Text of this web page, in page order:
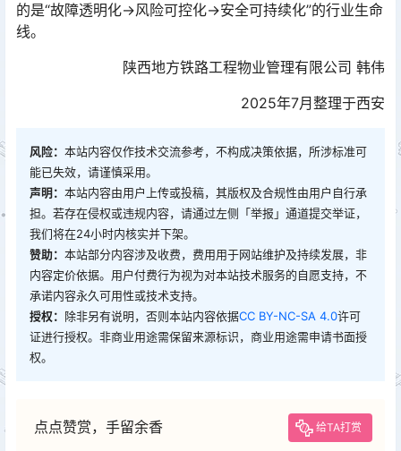
的是“故障透明化→风险可控化→安全可持续化”的行业生命
线。󠅅󠅃󠄵󠅂󠄪󠇖󠆨󠆨󠇕󠆞󠆒󠅬󠇘󠆭󠆘󠇙󠆝󠅵󠇗󠆭󠆁󠄐󠇗󠅹󠅸󠇖󠆍󠅳󠇖󠅹󠅰󠇖󠆌󠅹
陕西地方铁路工程物业管理有限公司 韩伟
2025年7月整理于西安
风险： 本站内容仅作技术交流参考，不构成决策依据，所涉标准可
能已失效，请谨慎采用。
声明： 本站内容由用户上传或投稿，其版权及合规性由用户自行承
担。若存在侵权或违规内容，请通过左侧「举报」通道提交举证，
我们将在24小时内核实并下架。
赞助： 本站部分内容涉及收费，费用用于网站维护及持续发展，非
内容定价依据。用户付费行为视为对本站技术服务的自愿支持，不
承诺内容永久可用性或技术支持。
授权： 除非另有说明，否则本站内容依据CC BY-NC-SA 4.0许可
证进行授权。非商业用途需保留来源标识，商业用途需申请书面授
权。
点点赞赏，手留余香 给TA打赏